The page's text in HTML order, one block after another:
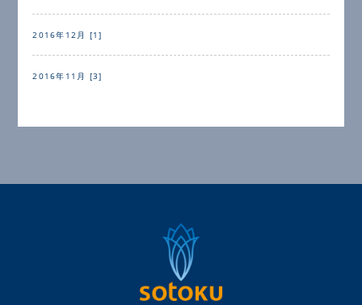
2016年12月 [1]
2016年11月 [3]